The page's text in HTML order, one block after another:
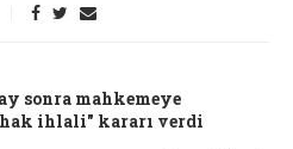
sonra mahkemeye
ihlali" kararı verdi